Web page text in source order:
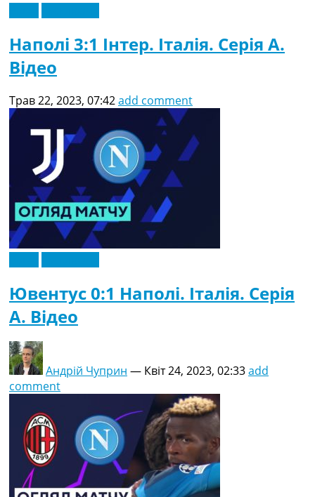
Наполі 3:1 Інтер. Італія. Серія A.
Відео
Трав 22, 2023, 07:42add comment
Ювентус 0:1 Наполі. Італія. Серія
A. Відео
Андрій Чуприн — Квіт 24, 2023, 02:33add
comment